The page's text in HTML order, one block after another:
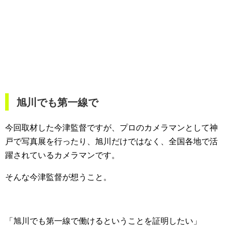
旭川でも第一線で
今回取材した今津監督ですが、プロのカメラマンとして神
戸で写真展を行ったり、旭川だけではなく、全国各地で活
躍されているカメラマンです。
そんな今津監督が想うこと。
「旭川でも第一線で働けるということを証明したい」